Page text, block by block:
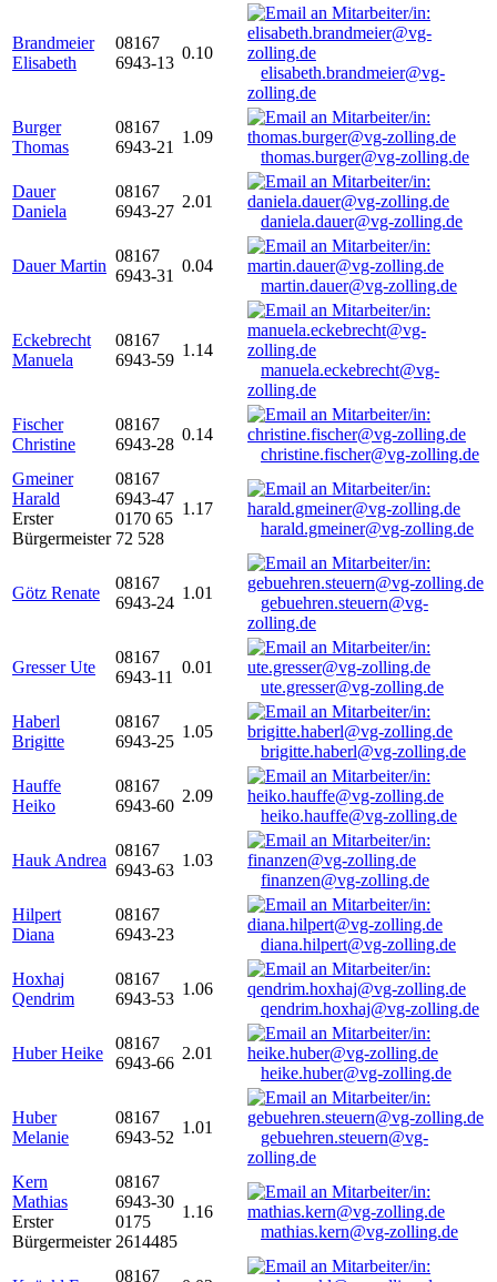
Brandmeier
Elisabeth
08167
6943-13
0.10
elisabeth.brandmeier@vg-
zolling.de
Burger
Thomas
08167
6943-21
1.09
thomas.burger@vg-zolling.de
Dauer
Daniela
08167
6943-27
2.01
daniela.dauer@vg-zolling.de
Dauer Martin
08167
6943-31
0.04
martin.dauer@vg-zolling.de
Eckebrecht
Manuela
08167
6943-59
1.14
manuela.eckebrecht@vg-
zolling.de
Fischer
Christine
08167
6943-28
0.14
christine.fischer@vg-zolling.de
Gmeiner
Harald
Erster
Bürgermeister
08167
6943-47
0170 65
72 528
1.17
harald.gmeiner@vg-zolling.de
Götz Renate
08167
6943-24
1.01
gebuehren.steuern@vg-
zolling.de
Gresser Ute
08167
6943-11
0.01
ute.gresser@vg-zolling.de
Haberl
Brigitte
08167
6943-25
1.05
brigitte.haberl@vg-zolling.de
Hauffe
Heiko
08167
6943-60
2.09
heiko.hauffe@vg-zolling.de
Hauk Andrea
08167
6943-63
1.03
finanzen@vg-zolling.de
Hilpert
Diana
08167
6943-23
diana.hilpert@vg-zolling.de
Hoxhaj
Qendrim
08167
6943-53
1.06
qendrim.hoxhaj@vg-zolling.de
Huber Heike
08167
6943-66
2.01
heike.huber@vg-zolling.de
Huber
Melanie
08167
6943-52
1.01
gebuehren.steuern@vg-
zolling.de
Kern
Mathias
Erster
Bürgermeister
08167
6943-30
0175
2614485
1.16
mathias.kern@vg-zolling.de
08167